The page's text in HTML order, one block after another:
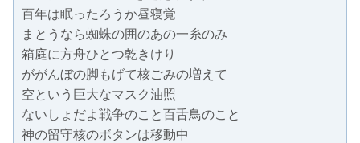
百年は眠ったろうか昼寝覚
まとうなら蜘蛛の囲のあの一糸のみ
箱庭に方舟ひとつ乾きけり
ががんぼの脚もげて核ごみの増えて
空という巨大なマスク油照
ないしょだよ戦争のこと百舌鳥のこと
神の留守核のボタンは移動中